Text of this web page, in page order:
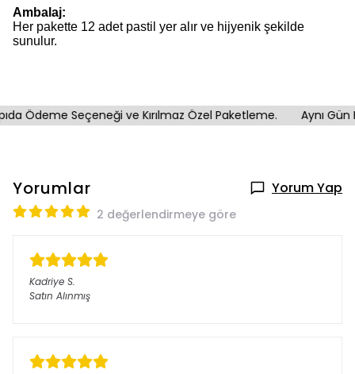
Ambalaj:
Her pakette 12 adet pastil yer alır ve hijyenik şekilde
sunulur.
Ödeme Seçeneği ve Kırılmaz Özel Paketleme. Aynı Gün
Yorumlar Yorum Yap
2 değerlendirmeye göre
Kadriye S.
Satın Alınmış